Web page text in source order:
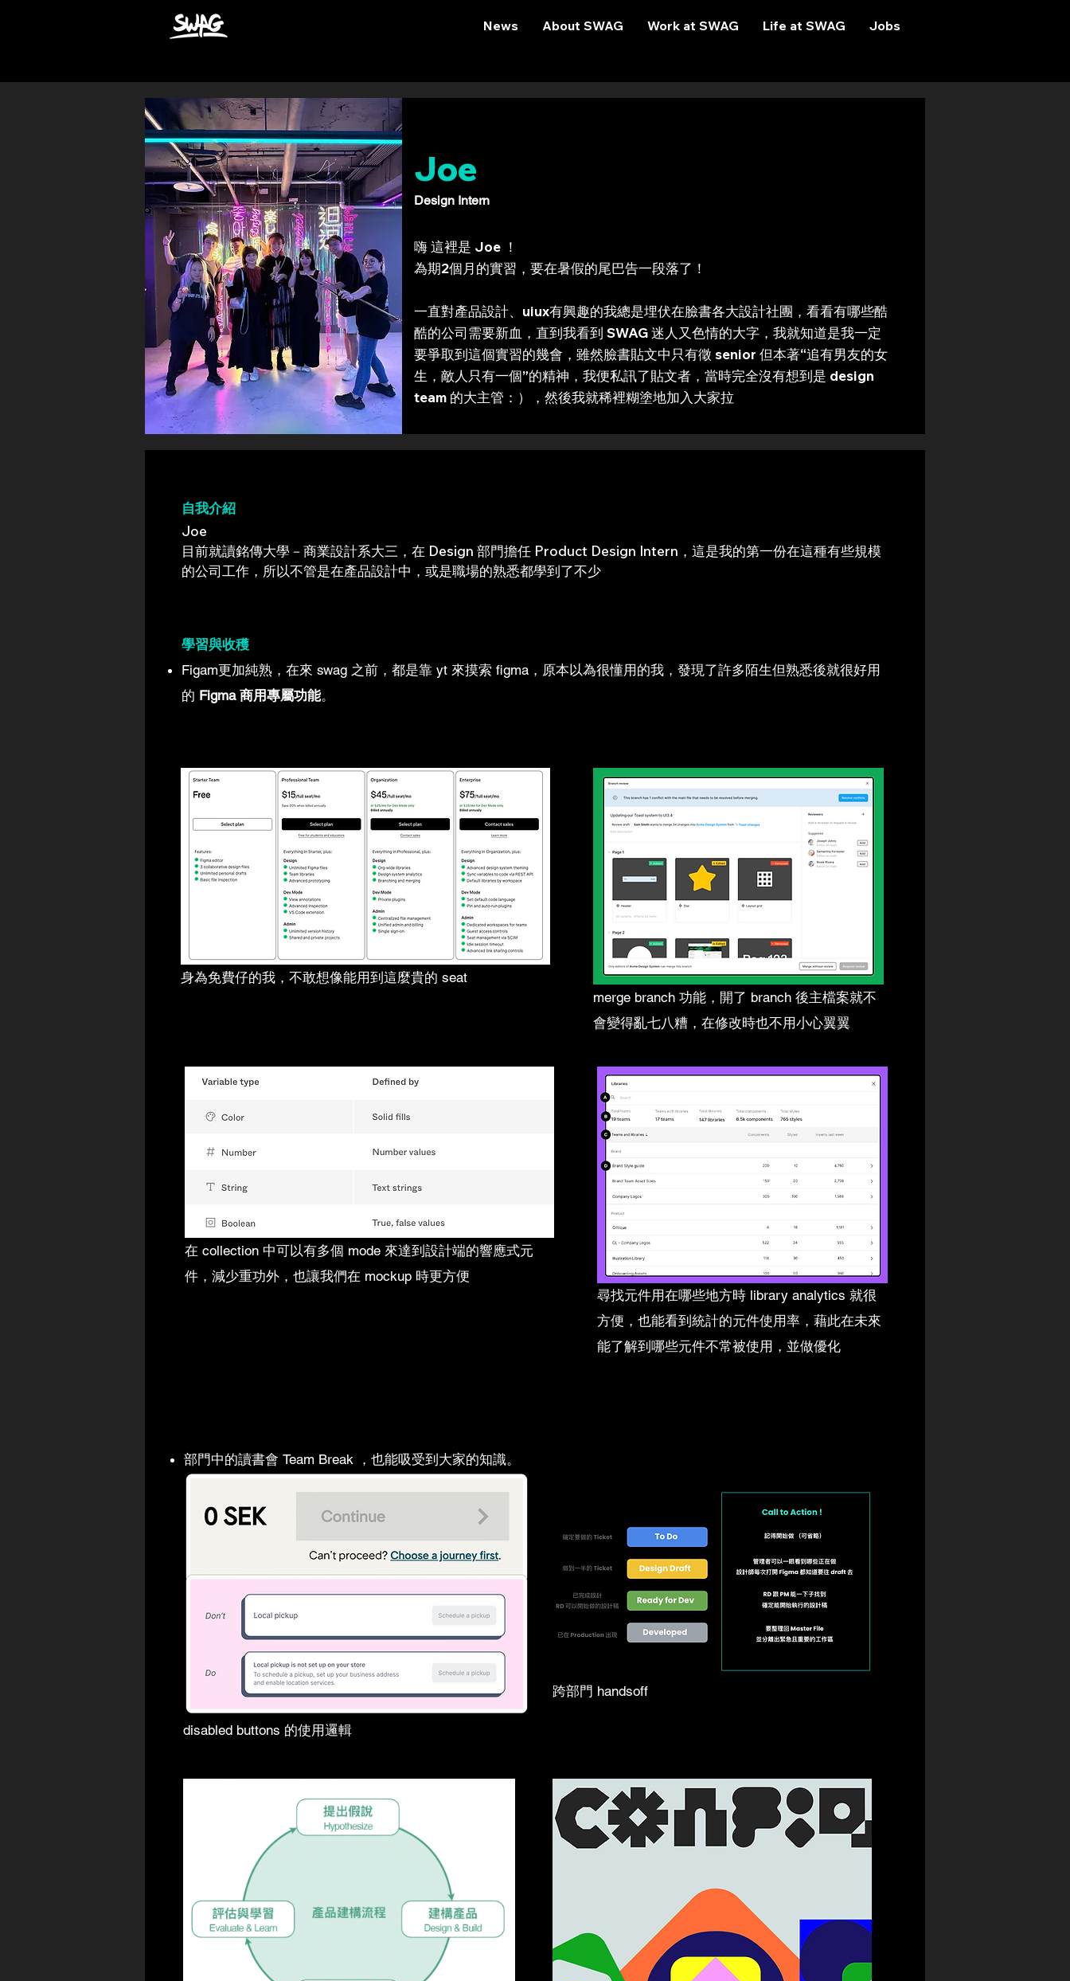
News About SWAG Work at SWAG Life at SWAG Jobs
Joe
Design Intern
嗨 這裡是 Joe ！
為期2個月的實習，要在暑假的尾巴告一段落了！
一直對產品設計、uiux有興趣的我總是埋伏在臉書各大設計社團，看看有哪些酷
酷的公司需要新血，直到我看到 SWAG 迷人又色情的大字，我就知道是我一定
要爭取到這個實習的幾會，雖然臉書貼文中只有徵 senior 但本著“追有男友的女
生，敵人只有一個”的精神，我便私訊了貼文者，當時完全沒有想到是 design
team 的大主管：），然後我就稀裡糊塗地加入大家拉
自我介紹
Joe
目前就讀銘傳大學－商業設計系大三，在 Design 部門擔任 Product Design Intern，這是我的第一份在這種有些規模
的公司工作，所以不管是在產品設計中，或是職場的熟悉都學到了不少
學習與收穫
Figam更加純熟，在來 swag 之前，都是靠 yt 來摸索 figma，原本以為很懂用的我，發現了許多陌生但熟悉後就很好用
的 Figma 商用專屬功能。
身為免費仔的我，不敢想像能用到這麼貴的 seat
merge branch 功能，開了 branch 後主檔案就不
會變得亂七八糟，在修改時也不用小心翼翼
在 collection 中可以有多個 mode 來達到設計端的響應式元
件，減少重功外，也讓我們在 mockup 時更方便
尋找元件用在哪些地方時 library analytics 就很
方便，也能看到統計的元件使用率，藉此在未來
能了解到哪些元件不常被使用，並做優化
部門中的讀書會 Team Break ，也能吸受到大家的知識。
跨部門 handsoff
disabled buttons 的使用邏輯